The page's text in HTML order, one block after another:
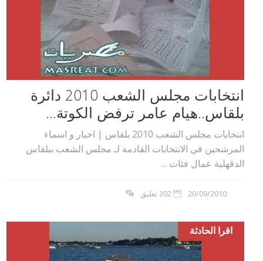
انتخابات مجلس الشعب 2010 دائرة
بلقاس..هيام عامر ترفض الكوتة...
انتخابات مجلس الشعب 2010 بلقاس | اخبار و اسماء
المرشحين في الانتخابات القادمة لـ مجلس الشعب ببلقاس
الدقهلية عمال فئات ...
20/09/2010 302 تعليق
اقرا الحادثة